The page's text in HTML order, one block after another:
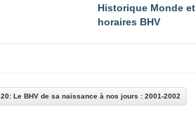
Historique Monde et
horaires BHV
20: Le BHV de sa naissance à nos jours : 2001-2002